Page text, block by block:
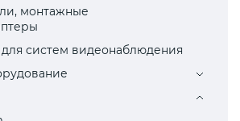
монтажные
систем видеонаблюдения